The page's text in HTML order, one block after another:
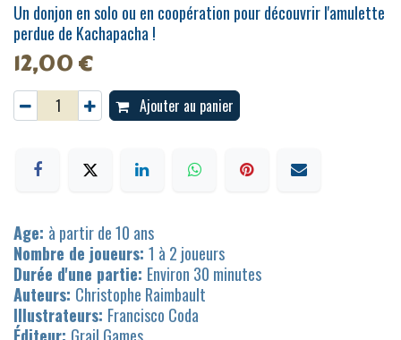
Un donjon en solo ou en coopération pour découvrir l'amulette
perdue de Kachapacha !
12,00€
Ajouter au panier
Age: à partir de 10 ans
Nombre de joueurs: 1 à 2 joueurs
Durée d'une partie: Environ 30 minutes
Auteurs: Christophe Raimbault
Illustrateurs: Francisco Coda